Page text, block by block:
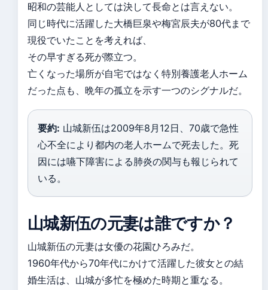
昭和の芸能人としては決して長命とは言えない。
同じ時代に活躍した大橋巨泉や梅宮辰夫が80代まで
現役でいたことを考えれば、
その早すぎる死が際立つ。
亡くなった場所が自宅ではなく特別養護老人ホーム
だった点も、晩年の孤立を示す一つのシグナルだ。
要約: 山城新伍は2009年8月12日、70歳で急性
心不全により都内の老人ホームで死去した。死
因には嚥下障害による肺炎の関与も報じられて
いる。
山城新伍の元妻は誰ですか？
山城新伍の元妻は女優の花園ひろみだ。
1960年代から70年代にかけて活躍した彼女との結
婚生活は、山城が多忙を極めた時期と重なる。